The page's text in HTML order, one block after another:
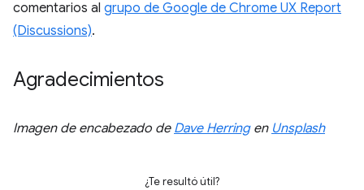
comentarios al grupo de Google de Chrome UX Report
(Discussions).
Agradecimientos
Imagen de encabezado de Dave Herringen Unsplash
¿Te resultó útil?